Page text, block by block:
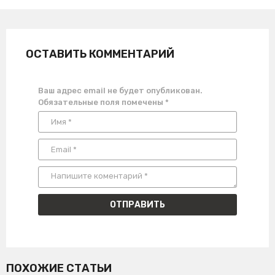
ОСТАВИТЬ КОММЕНТАРИЙ
Ваш адрес email не будет опубликован.
Обязательные поля помечены *
ПОХОЖИЕ СТАТЬИ